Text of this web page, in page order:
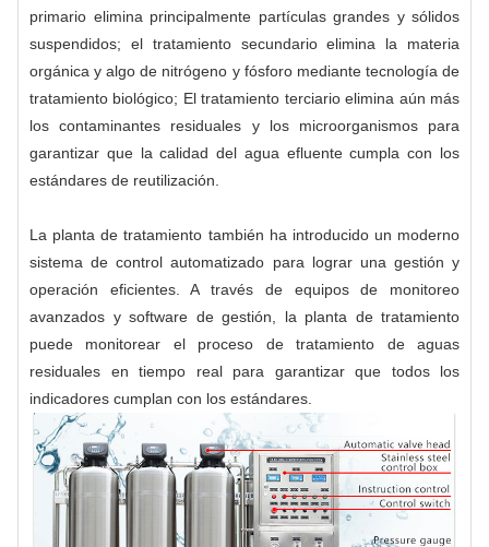
primario elimina principalmente partículas grandes y sólidos
suspendidos; el tratamiento secundario elimina la materia
orgánica y algo de nitrógeno y fósforo mediante tecnología de
tratamiento biológico; El tratamiento terciario elimina aún más
los contaminantes residuales y los microorganismos para
garantizar que la calidad del agua efluente cumpla con los
estándares de reutilización.
La planta de tratamiento también ha introducido un moderno
sistema de control automatizado para lograr una gestión y
operación eficientes. A través de equipos de monitoreo
avanzados y software de gestión, la planta de tratamiento
puede monitorear el proceso de tratamiento de aguas
residuales en tiempo real para garantizar que todos los
indicadores cumplan con los estándares.